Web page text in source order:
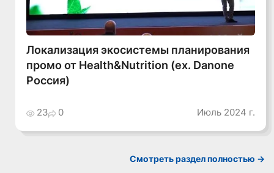
Локализация экосистемы планирования
промо от Health&Nutrition (ex. Danone
Россия)
23 0 Июль 2024 г.
Смотреть раздел полностью ->